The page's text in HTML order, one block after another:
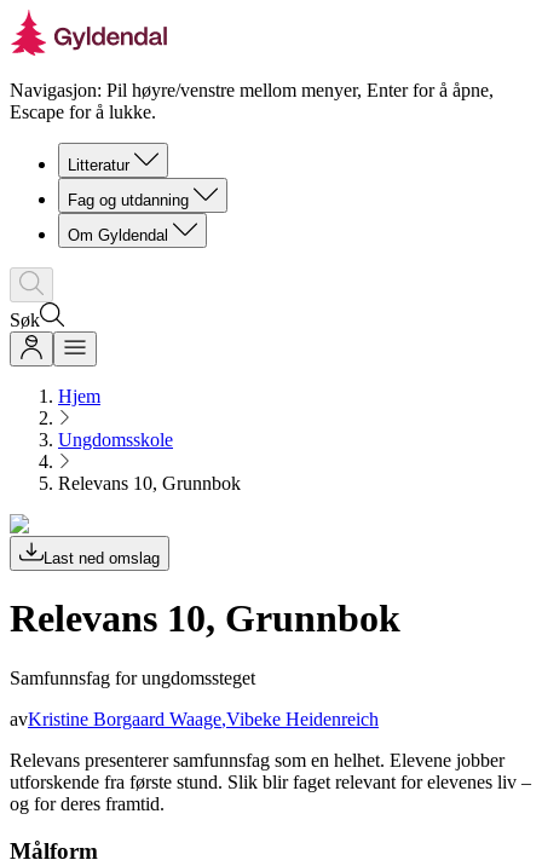
Navigasjon: Pil høyre/venstre mellom menyer, Enter for å åpne,
Escape for å lukke.
Litteratur
Fag og utdanning
Om Gyldendal
Søk
Hjem
Ungdomsskole
Relevans 10, Grunnbok
Last ned omslag
Relevans 10, Grunnbok
Samfunnsfag for ungdomssteget
avKristine Borgaard Waage,Vibeke Heidenreich
Relevans presenterer samfunnsfag som en helhet. Elevene jobber
utforskende fra første stund. Slik blir faget relevant for elevenes liv –
og for deres framtid.
Målform